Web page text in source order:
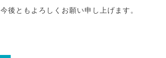
今後ともよろしくお願い申し上げます。